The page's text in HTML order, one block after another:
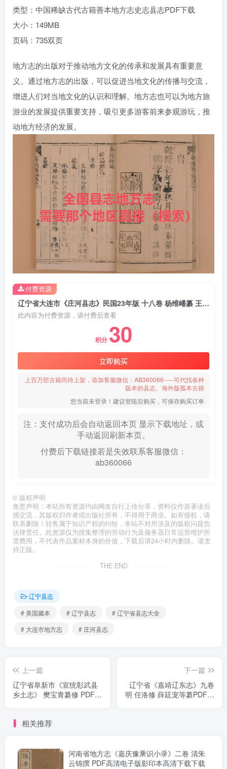
类型：中国稀缺古代古籍善本地方志史志县志PDF下载
大小：149MB
页码：735双页
地方志的出版对于推动地方文化的传承和发展具有重要意
义。通过地方志的出版，可以促进当地文化的传播与交流，
增进人们对当地文化的认识和理解。地方志也可以为地方旅
游业的发展提供重要支持，吸引更多游客前来参观游玩，推
动地方经济的发展。
辽宁省大连市《庄河县志》民国23年版 十八卷 杨维嶓纂 王佐才修PDF电子版地方志下载
此内容为付费资源，请付费后查看
积分 30
立即购买
上百万部古籍尚待上架，添加客服微信：AB360066-----可代找各种
版本的县志、海外版孤本古籍
您当前未登录！建议登陆后购买，可保存购买订单
注：支付成功后会自动返回本页 显示下载地址，或
手动返回刷新本页。
付费后下载链接若是失效联系客服微信：
ab360066
付费资源
© 版权声明
免责声明：本站所有资源均由网友自行上传分享，资料仅作原著读后
感交流，其版权归作者或出版社所有，不得用于商业。如有侵权，请
联系删除！转售属于知识产权的纠纷，本站不对所涉及的版权问题负
法律责任。此资源仅为搜集整理的劳动行为及服务器日常运营维护所
需费用，不代表作品素材本身的价值，下载后请24小时内删除。请支
持正版。
THE END
辽宁县志
# 美国藏本
# 辽宁县志
# 辽宁省县志大全
# 大连市地方志
# 庄河县志
上一篇
辽宁省阜新市《宣统彰武县
乡土志》 樊宝青纂修 PDF电
下一篇
辽宁省《嘉靖辽东志》九卷
明 任洛修 薛廷宠等纂PDF电
相关推荐
河南省地方志《嘉庆豫乘识小录》二卷 清朱
云锦撰 PDF高清电子版影印本高清下载下载